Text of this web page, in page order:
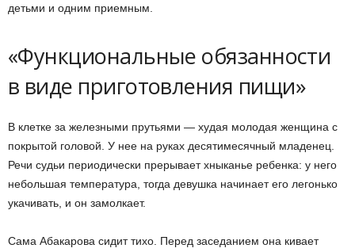
детьми и одним приемным.
«Функциональные обязанности
в виде приготовления пищи»
В клетке за железными прутьями — худая молодая женщина с
покрытой головой. У нее на руках десятимесячный младенец.
Речи судьи периодически прерывает хныканье ребенка: у него
небольшая температура, тогда девушка начинает его легонько
укачивать, и он замолкает.
Сама Абакарова сидит тихо. Перед заседанием она кивает